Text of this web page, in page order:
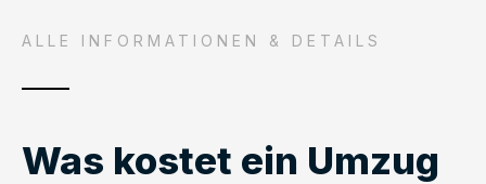
ALLE INFORMATIONEN & DETAILS
Was kostet ein Umzug